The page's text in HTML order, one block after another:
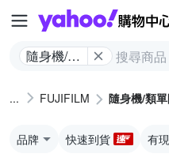
隨身機/類
FUJIFILM 隨身機/類
品牌 快速到貨 有